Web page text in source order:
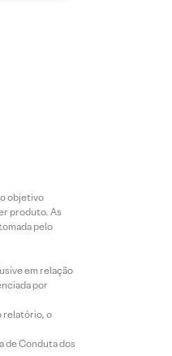
objetivo
produto. As
pelo
em relação
por
relatório, o
de Conduta dos